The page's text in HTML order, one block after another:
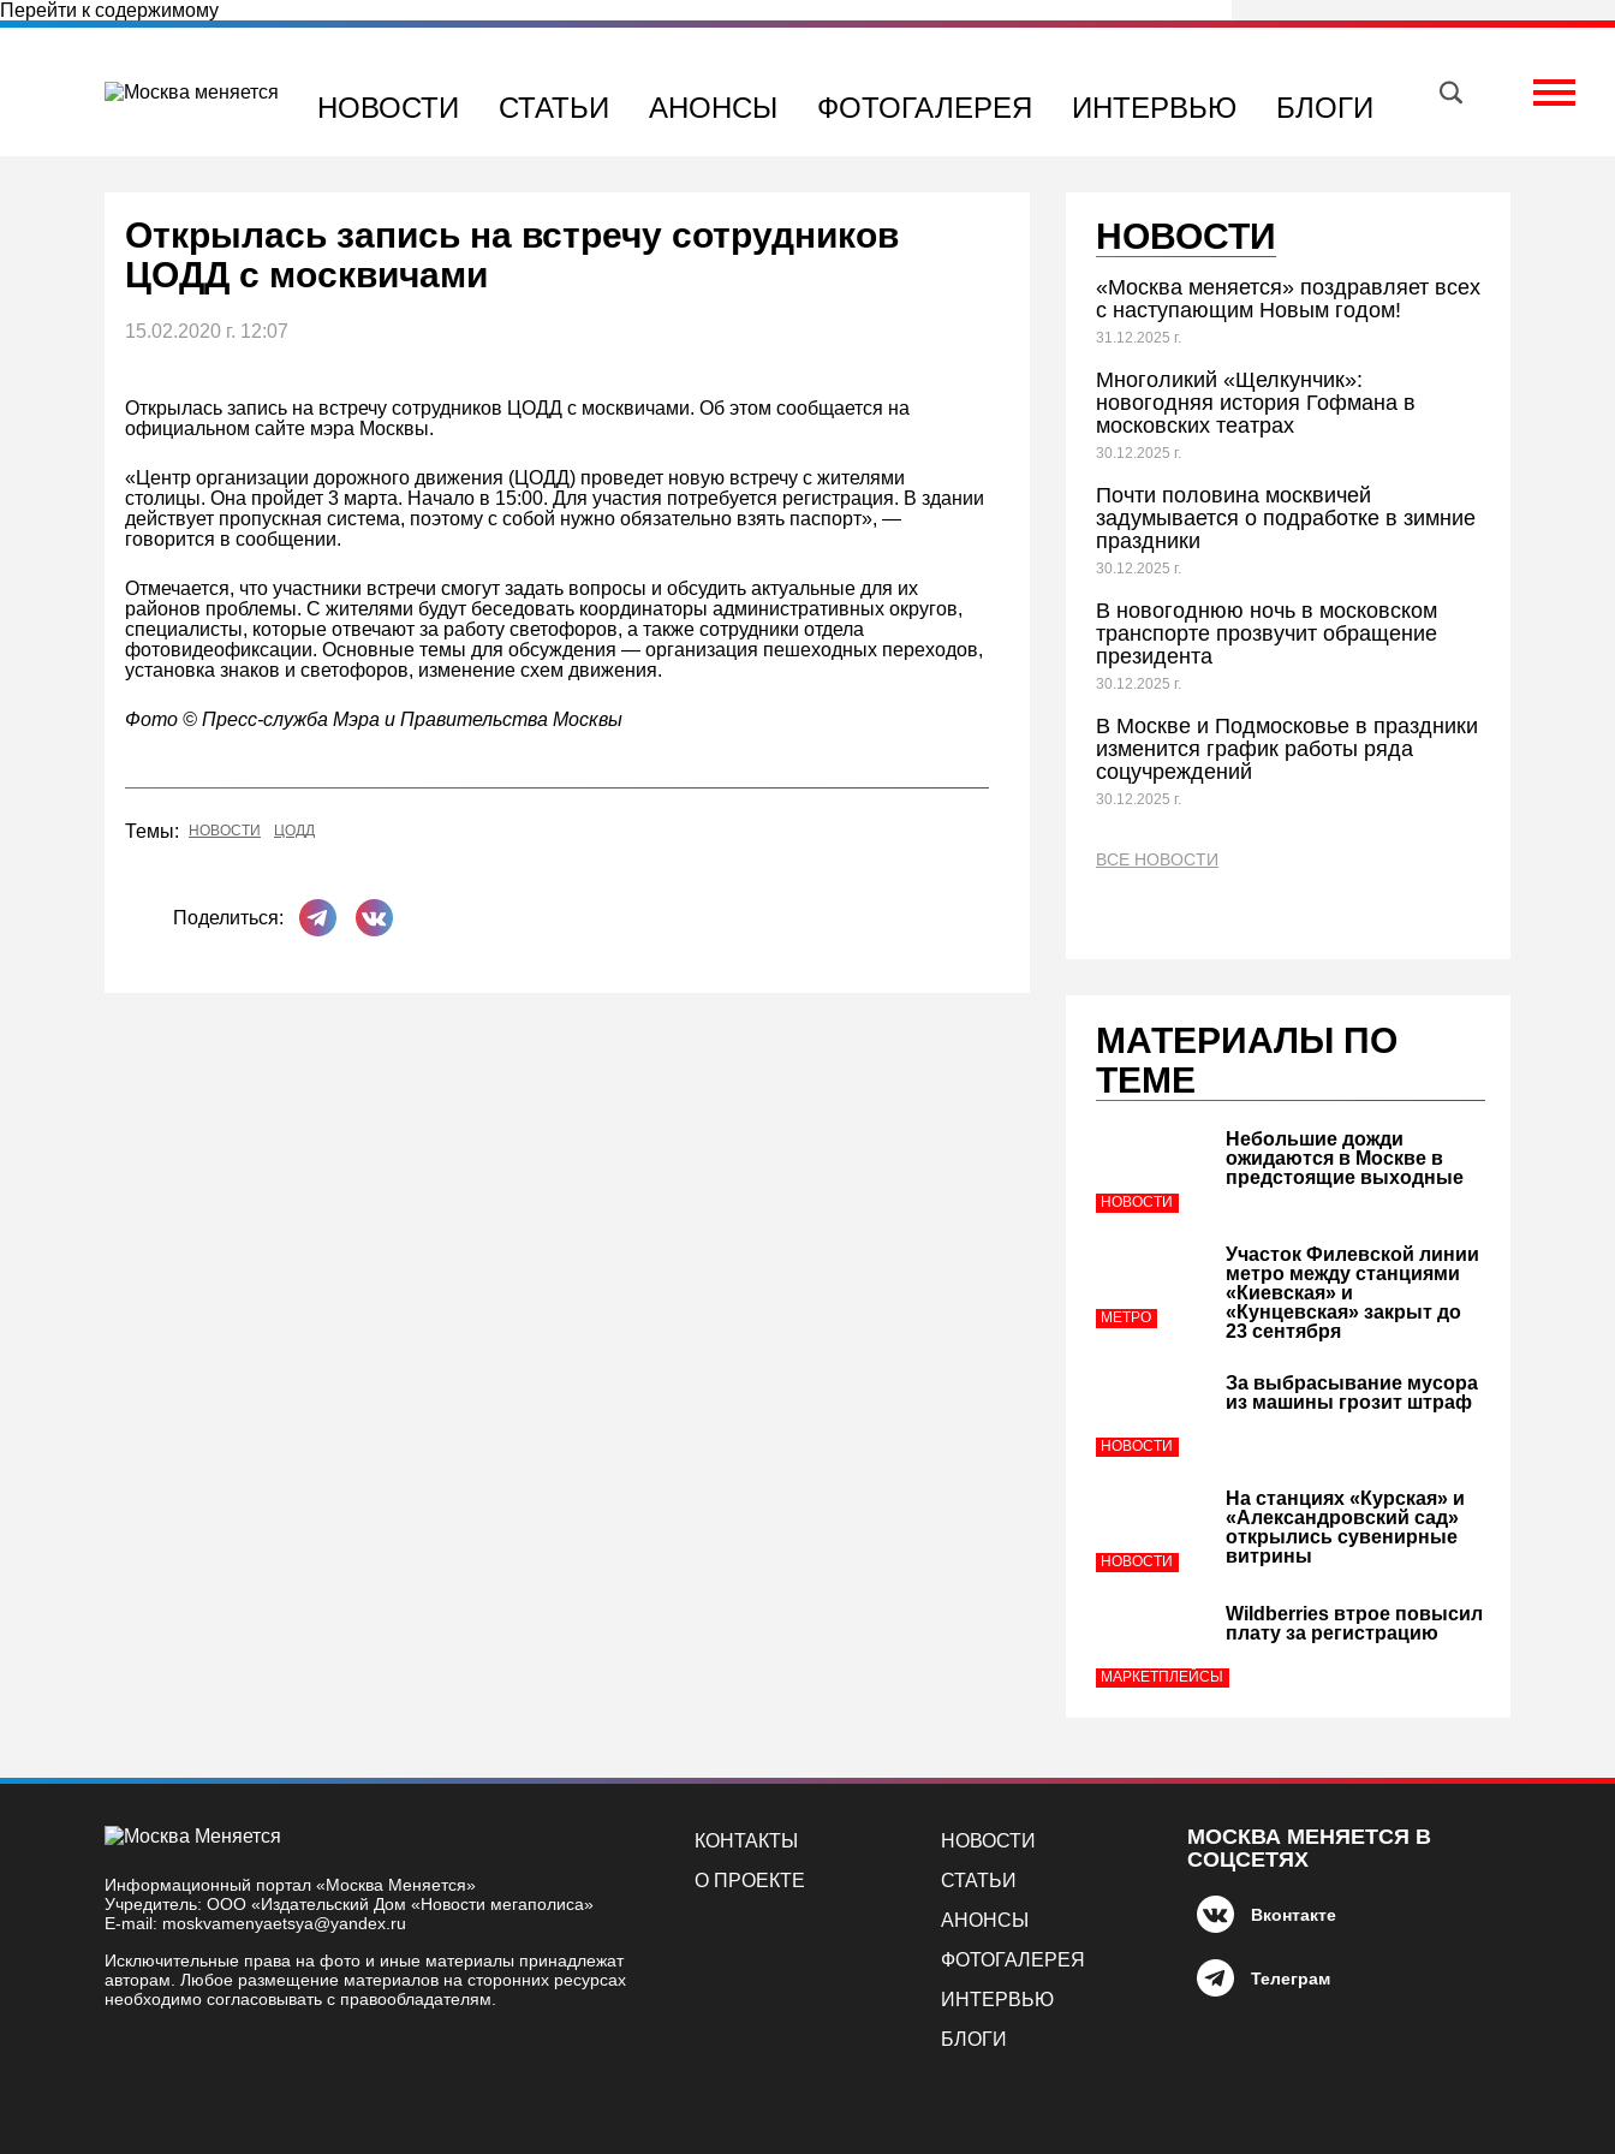
Перейти к содержимому
НОВОСТИ СТАТЬИ АНОНСЫ ФОТОГАЛЕРЕЯ ИНТЕРВЬЮ БЛОГИ
ВконтактеТелеграм
Открылась запись на встречу сотрудников
ЦОДД с москвичами
15.02.2020 г. 12:07
Открылась запись на встречу сотрудников ЦОДД с москвичами. Об этом сообщается на
официальном сайте мэра Москвы.
«Центр организации дорожного движения (ЦОДД) проведет новую встречу с жителями
столицы. Она пройдет 3 марта. Начало в 15:00. Для участия потребуется регистрация. В здании
действует пропускная система, поэтому с собой нужно обязательно взять паспорт», —
говорится в сообщении.
Отмечается, что участники встречи смогут задать вопросы и обсудить актуальные для их
районов проблемы. С жителями будут беседовать координаторы административных округов,
специалисты, которые отвечают за работу светофоров, а также сотрудники отдела
фотовидеофиксации. Основные темы для обсуждения — организация пешеходных переходов,
установка знаков и светофоров, изменение схем движения.
Фото © Пресс-служба Мэра и Правительства Москвы
Темы: НОВОСТИ ЦОДД
Поделиться:
Поделиться в Телеграме
Поделиться ВКонтакте
НОВОСТИ
«Москва меняется» поздравляет всех
с наступающим Новым годом!
31.12.2025 г.
Многоликий «Щелкунчик»:
новогодняя история Гофмана в
московских театрах
30.12.2025 г.
Почти половина москвичей
задумывается о подработке в зимние
праздники
30.12.2025 г.
В новогоднюю ночь в московском
транспорте прозвучит обращение
президента
30.12.2025 г.
В Москве и Подмосковье в праздники
изменится график работы ряда
соцучреждений
30.12.2025 г.
ВСЕ НОВОСТИ
МАТЕРИАЛЫ ПО
ТЕМЕ
НОВОСТИ
Небольшие дожди
ожидаются в Москве в
предстоящие выходные
МЕТРО
Участок Филевской линии
метро между станциями
«Киевская» и
«Кунцевская» закрыт до
23 сентября
НОВОСТИ
За выбрасывание мусора
из машины грозит штраф
НОВОСТИ
На станциях «Курская» и
«Александровский сад»
открылись сувенирные
витрины
МАРКЕТПЛЕЙСЫ
Wildberries втрое повысил
плату за регистрацию
Информационный портал «Москва Меняется»
Учредитель: ООО «Издательский Дом «Новости мегаполиса»
E-mail: moskvamenyaetsya@yandex.ru
Исключительные права на фото и иные материалы принадлежат
авторам. Любое размещение материалов на сторонних ресурсах
необходимо согласовывать с правообладателям.
КОНТАКТЫ
О ПРОЕКТЕ
НОВОСТИ
СТАТЬИ
АНОНСЫ
ФОТОГАЛЕРЕЯ
ИНТЕРВЬЮ
БЛОГИ
МОСКВА МЕНЯЕТСЯ В
СОЦСЕТЯХ
Вконтакте
Телеграм